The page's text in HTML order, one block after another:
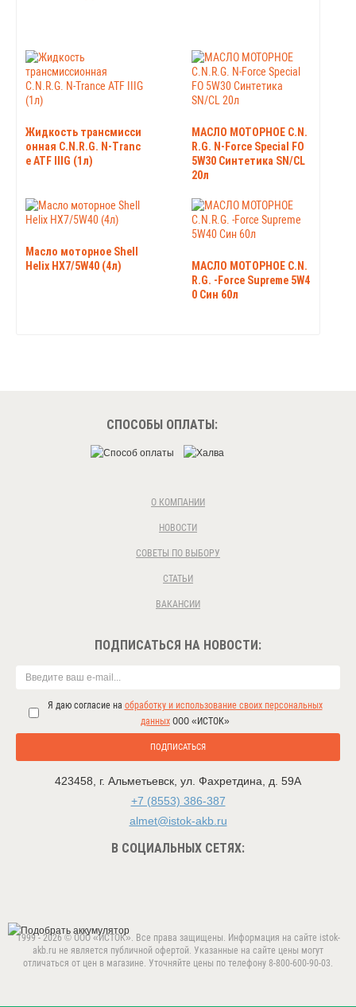
Жидкость трансмисси
онная C.N.R.G. N-Tranc
e ATF IIIG (1л)
МАСЛО МОТОРНОЕ C.N.
R.G. N-Force Special FO
5W30 Синтетика SN/CL
20л
Масло моторное Shell
Helix HX7/5W40 (4л)
МАСЛО МОТОРНОЕ C.N.
R.G. -Force Supreme 5W4
0 Син 60л
СПОСОБЫ ОПЛАТЫ:
О КОМПАНИИ
НОВОСТИ
СОВЕТЫ ПО ВЫБОРУ
СТАТЬИ
ВАКАНСИИ
ПОДПИСАТЬСЯ НА НОВОСТИ:
Я даю согласие на обработку и использование своих персональных
данныхООО «ИСТОК»
ПОДПИСАТЬСЯ
423458 г. Альметьевск ул. Фахретдина, д. 59А
+7 (8553) 386-387
almet@istok-akb.ru
В СОЦИАЛЬНЫХ СЕТЯХ:
1999 - 2026 © ООО «ИСТОК». Все права защищены. Информация на сайте istok-
akb.ru не является публичной офертой. Указанные на сайте цены могут
отличаться от цен в магазине. Уточняйте цены по телефону 8-800-600-90-03.